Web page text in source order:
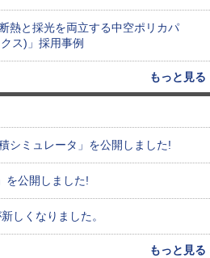
熱と採光を両立する中空ポリカパ
ス)」採用事例
もっと見る
シミュレータ」を公開しました!
を公開しました!
しくなりました。
もっと見る